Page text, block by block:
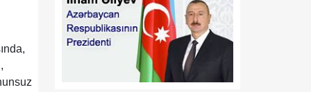
sayda iştirakçı qatılıb
Stiv Uitkoff: Cənubi
Qafqaz ölkələrinin
gələcəyi parlaqdır
18:45
08 Avqust